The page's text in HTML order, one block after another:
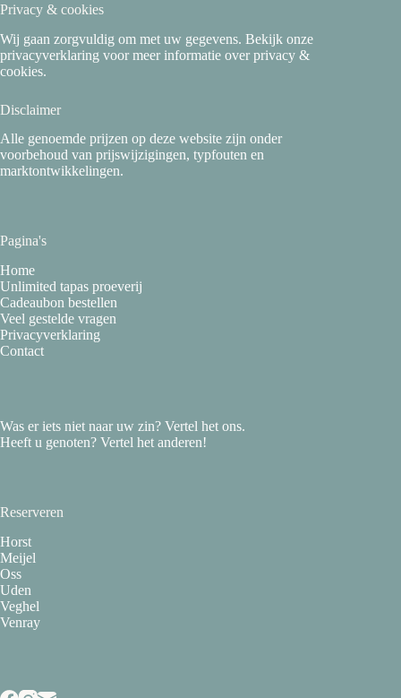
Privacy & cookies
Wij gaan zorgvuldig om met uw gegevens. Bekijk onze
privacyverklaring voor meer informatie over privacy &
cookies.
Disclaimer
Alle genoemde prijzen op deze website zijn onder
voorbehoud van prijswijzigingen, typfouten en
marktontwikkelingen.
Pagina's
Home
Unlimited tapas proeverij
Cadeaubon bestellen
Veel gestelde vragen
Privacyverklaring
Contact
Was er iets niet naar uw zin? Vertel het ons.
Heeft u genoten? Vertel het anderen!
Reserveren
Horst
Meijel
Oss
Uden
Veghel
Venray